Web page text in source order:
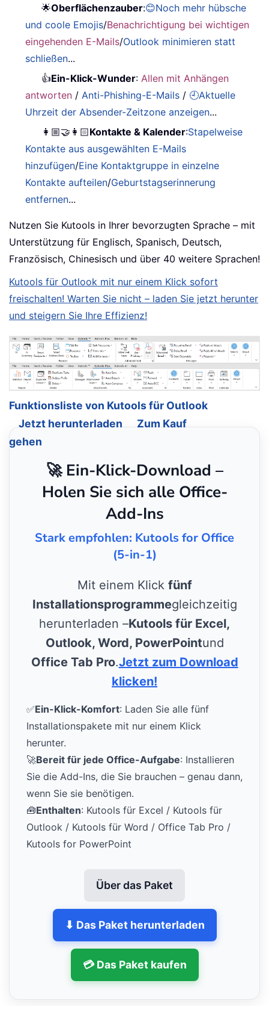
🌟Oberflächenzauber:😊Noch mehr hübsche
und coole Emojis/Benachrichtigung bei wichtigen
eingehenden E-Mails/Outlook minimieren statt
schließen...
👍Ein-Klick-Wunder:Allen mit Anhängen
antworten /Anti-Phishing-E-Mails / 🕘Aktuelle
Uhrzeit der Absender-Zeitzone anzeigen...
👩🏼‍🤝‍👩🏻Kontakte & Kalender:Stapelweise
Kontakte aus ausgewählten E-Mails
hinzufügen/Eine Kontaktgruppe in einzelne
Kontakte aufteilen/Geburtstagserinnerung
entfernen...
Nutzen Sie Kutools in Ihrer bevorzugten Sprache – mit
Unterstützung für Englisch, Spanisch, Deutsch,
Französisch, Chinesisch und über 40 weitere Sprachen!
Kutools für Outlook mit nur einem Klick sofort
freischalten! Warten Sie nicht – laden Sie jetzt herunter
und steigern Sie Ihre Effizienz!
Funktionsliste von Kutools für Outlook
Jetzt herunterladen
Zum Kauf
gehen
🚀 Ein-Klick-Download –
Holen Sie sich alle Office-
Add-Ins
Stark empfohlen: Kutools for Office
(5-in-1)
Mit einem Klick fünf
Installationsprogrammegleichzeitig
herunterladen –Kutools für Excel,
Outlook, Word, PowerPointund
Office Tab Pro.Jetzt zum Download
klicken!
✅Ein-Klick-Komfort: Laden Sie alle fünf
Installationspakete mit nur einem Klick
herunter.
🚀Bereit für jede Office-Aufgabe: Installieren
Sie die Add-Ins, die Sie brauchen – genau dann,
wenn Sie sie benötigen.
🧰Enthalten: Kutools für Excel / Kutools für
Outlook / Kutools für Word / Office Tab Pro /
Kutools for PowerPoint
Über das Paket
⬇ Das Paket herunterladen
💳 Das Paket kaufen